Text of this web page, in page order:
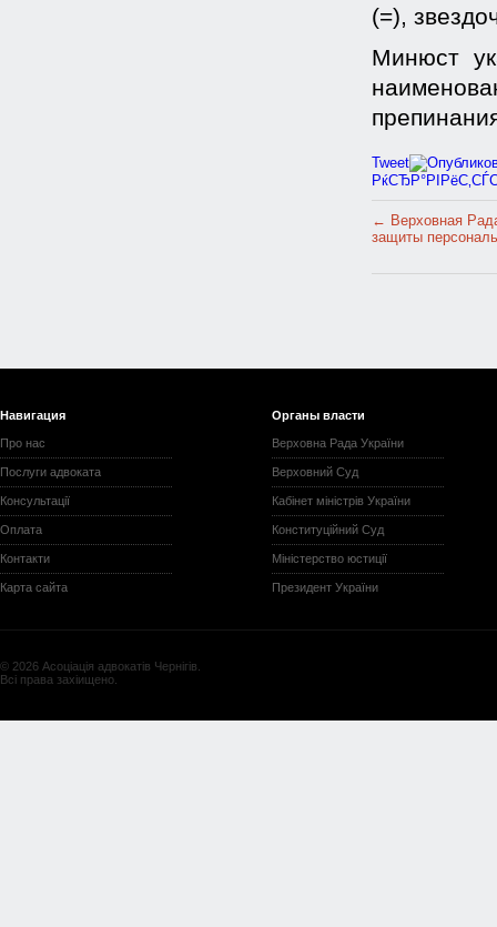
(=),
Минюст
Tweet
← Верховная
защиты
Навигация
Про нас
Послуги адвоката
Консультації
Оплата
Контакти
Карта сайта
Органы власти
Верховна Рада України
Верховний Суд
Кабінет міністрів України
Конституційний Суд
Міністерство юстиції
Президент України
© 2026 Асоціація адвокатів Чернігів.
Всі права захіищено.